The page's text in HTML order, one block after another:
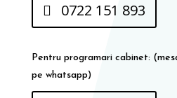
0722 151 893
Pentru programari cabinet:
pe whatsapp)